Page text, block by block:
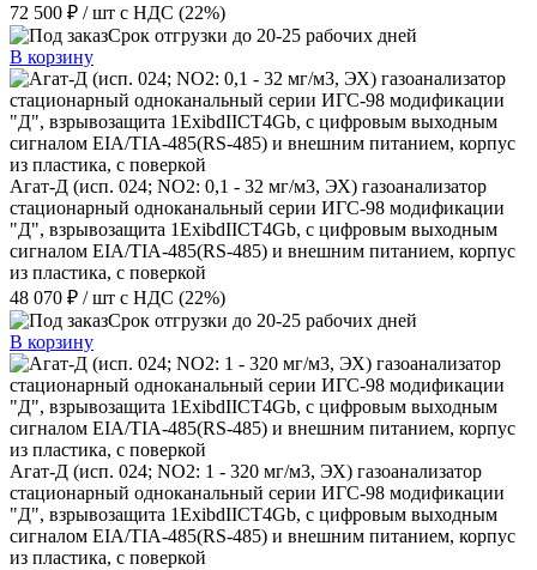
72 500 ₽ / шт с НДС (22%)
Срок отгрузки до 20-25 рабочих дней
В корзину
Агат-Д (исп. 024; NO2: 0,1 - 32 мг/м3, ЭХ) газоанализатор
стационарный одноканальный серии ИГС-98 модификации
"Д", взрывозащита 1ExibdIIСT4Gb, с цифровым выходным
сигналом EIA/TIA-485(RS-485) и внешним питанием, корпус
из пластика, с поверкой
48 070 ₽ / шт с НДС (22%)
Срок отгрузки до 20-25 рабочих дней
В корзину
Агат-Д (исп. 024; NO2: 1 - 320 мг/м3, ЭХ) газоанализатор
стационарный одноканальный серии ИГС-98 модификации
"Д", взрывозащита 1ExibdIIСT4Gb, с цифровым выходным
сигналом EIA/TIA-485(RS-485) и внешним питанием, корпус
из пластика, с поверкой